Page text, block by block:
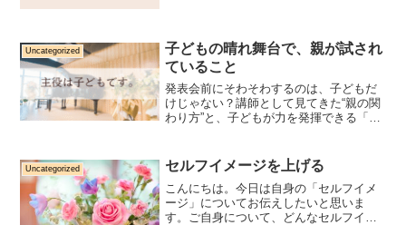
ながりをお伝えしています...
Uncategorized
子どもの晴れ舞台で、親が試され
ていること
発表会前にそわそわするのは、子どもだ
けじゃない？講師として見てきた“親の関
わり方”と、子どもが力を発揮できる「見
Uncategorized セルフイメージを上げる
こんにちは。今日は自身の「セルフイメ
ージ」についてお伝えしたいと思いま
す。ご自身について、どんなセルフイメ